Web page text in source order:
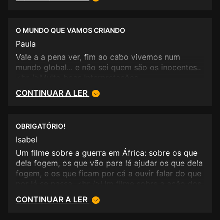
filmes de Sean Penn.
O MUNDO QUE VAMOS CRIANDO
Paula
Vale a a pena ver, fim ao cabo vivemos num
mundo global... e não sei quem são os inocentes..
CONTINUAR A LER
OBRIGATÓRIO!
Isabel
Um filme sobre a guerra em África: sobre os que
dela fogem, os que vão para lá ajudar os que dela
fogem, e os que ficam por cá a ouvir falar do que
Médicos do Mundo: como vivem e trabalham em
zonas de guerra e em campos de refugiados,
CONTINUAR A LER